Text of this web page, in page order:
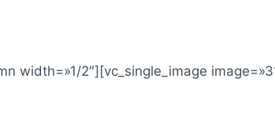
width=»1/2″][vc_single_image